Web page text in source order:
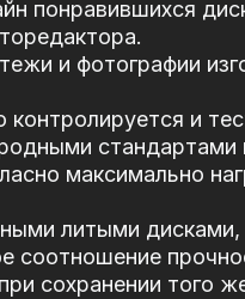
понравившихся
и фотографии
и
стандартами
максимально
литыми дисками,
соотношение
сохранении того